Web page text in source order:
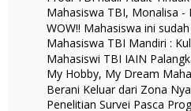
Mahasiswa TBI, Monalisa -
WOW!! Mahasiswa ini
Mahasiswa TBI Mandiri :
Mahasiswi TBI IAIN
My Hobby, My Dream
Berani Keluar dari Zona
Penelitian Survei Pasca